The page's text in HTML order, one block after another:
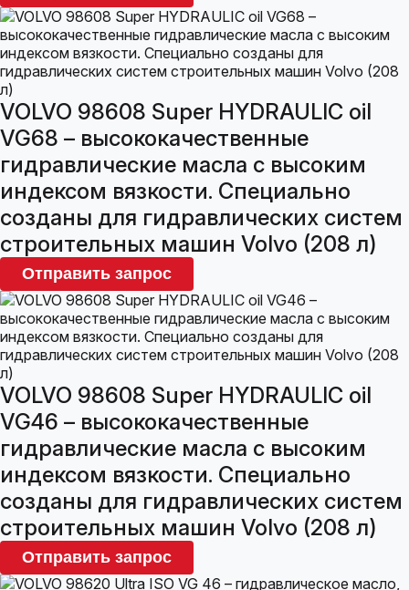
VOLVO 98608 Super HYDRAULIC oil
VG68 – высококачественные
гидравлические масла с высоким
индексом вязкости. Специально
созданы для гидравлических систем
строительных машин Volvo (208 л)
Отправить запрос
VOLVO 98608 Super HYDRAULIC oil
VG46 – высококачественные
гидравлические масла с высоким
индексом вязкости. Специально
созданы для гидравлических систем
строительных машин Volvo (208 л)
Отправить запрос